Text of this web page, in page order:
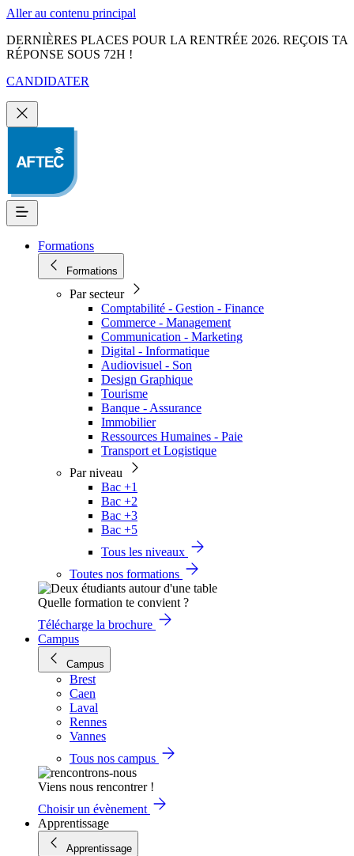
Aller au contenu principal
DERNIÈRES PLACES POUR LA RENTRÉE 2026. REÇOIS TA
RÉPONSE SOUS 72H !
CANDIDATER
Formations
Formations
Par secteur
Comptabilité - Gestion - Finance
Commerce - Management
Communication - Marketing
Digital - Informatique
Audiovisuel - Son
Design Graphique
Tourisme
Banque - Assurance
Immobilier
Ressources Humaines - Paie
Transport et Logistique
Par niveau
Bac +1
Bac +2
Bac +3
Bac +5
Tous les niveaux
Toutes nos formations
Quelle formation te convient ?
Télécharge la brochure
Campus
Campus
Brest
Caen
Laval
Rennes
Vannes
Tous nos campus
Viens nous rencontrer !
Choisir un évènement
Apprentissage
Apprentissage